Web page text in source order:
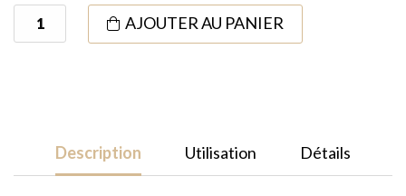
quantité
de
Hair
AJOUTER AU PANIER
Description Utilisation Détails